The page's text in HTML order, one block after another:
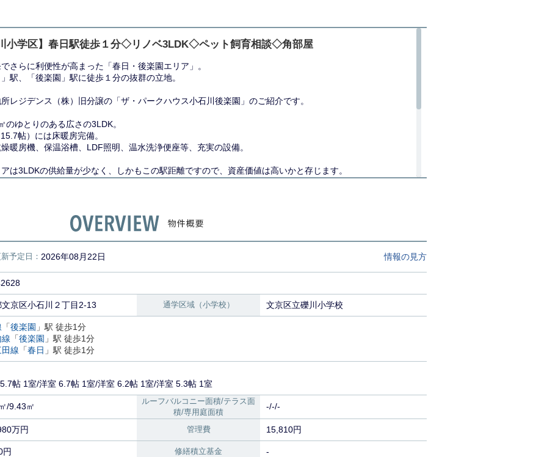
小学区】春日駅徒歩１分◇リノベ3LDK◇ペット飼育相談◇角部屋
さらに利便性が高まった「春日・後楽園エリア」。
駅、「後楽園」駅に徒歩１分の抜群の立地。
レジデンス（株）旧分譲の「ザ・パークハウス小石川後楽園」のご紹介です。
のゆとりのある広さの3LDK。
帖）には床暖房完備。
暖房機、保温浴槽、LDF照明、温水洗浄便座等、充実の設備。
は3LDKの供給量が少なく、しかもこの駅距離ですので、資産価値は高いかと存じます。
ション工事中ですが、ご内覧可能です。
をお待ちしております。
でのお問い合わせもお気軽にどうぞ◇
日ホーム株式会社 茗荷谷店
6902-5021
予定日： 2026年08月22日 情報の見方
京区小石川２丁目2-13 通学区域（小学校） 文京区立礫川小学校
「後楽園 」駅 徒歩1分
「後楽園 」駅 徒歩1分
線 「春日 」駅 徒歩1分
帖 1室/洋室 6.7帖 1室/洋室 6.2帖 1室/洋室 5.3帖 1室
/9.43㎡
ルーフバルコニー面積/テラス面
積/専用庭面積
-/-/-
万円 管理費 15,810円
円 修繕積立基金 -